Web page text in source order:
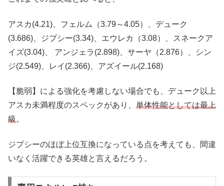
アスカ(4.21)、フェルム（3.79～4.05）、デューク
(3.686)、ジプシー(3.34)、エウレカ（3.08）、スネークア
イズ(3.04)、 アンジェラ(2.898)、サーヤ（2.876）、シン
ジ(2.549)、レイ(2.366)、アズイール(2.168)
【脆弱】による強化を考慮しない場合でも、デューク以上
アスカ未満程度のスペックがあり、 単体性能としては最上
級。
ジプシーのほぼ上位互換になっている点を考えても、間違
いなく活躍できる英雄と言えるだろう。